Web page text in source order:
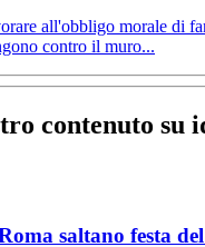
all'obbligo morale di
contro il muro...
contenuto su
saltano festa